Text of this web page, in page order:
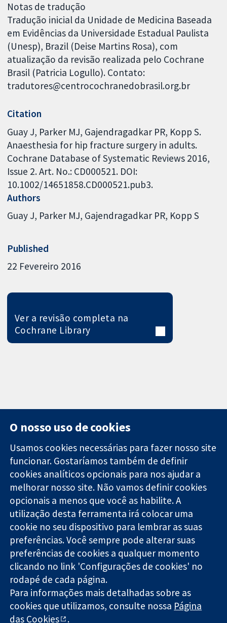
Notas de tradução
Tradução inicial da Unidade de Medicina Baseada
em Evidências da Universidade Estadual Paulista
(Unesp), Brazil (Deise Martins Rosa), com
atualização da revisão realizada pelo Cochrane
Brasil (Patricia Logullo). Contato:
tradutores@centrocochranedobrasil.org.br
Citation
Guay J, Parker MJ, Gajendragadkar PR, Kopp S.
Anaesthesia for hip fracture surgery in adults.
Cochrane Database of Systematic Reviews 2016,
Issue 2. Art. No.: CD000521. DOI:
10.1002/14651858.CD000521.pub3.
Authors
Guay J Parker MJ Gajendragadkar PR Kopp S
Published
22 Fevereiro 2016
Ver a revisão completa na
Cochrane Library
Evidências
confiáveis.
Decisões
informadas.
Melhor saúde.
11-13 Cavendish
Square
Londres
W1G 0AN
Reino Unido
Contato
Notícias
Assessoria de
imprensa
Sobre nós
Cochrane
Library
A Cochrane Collaboration é uma organização sem fins lucrativos
(caridade nº 1045921) e uma empresa limitada por garantia (nº
03044323) registrada na Inglaterra e no País de Gales.
O nosso uso de cookies
Usamos cookies necessárias para fazer nosso site
funcionar. Gostaríamos também de definir
cookies analíticos opcionais para nos ajudar a
melhorar nosso site. Não vamos definir cookies
opcionais a menos que você as habilite. A
utilização desta ferramenta irá colocar uma
cookie no seu dispositivo para lembrar as suas
preferências. Você sempre pode alterar suas
preferências de cookies a qualquer momento
clicando no link 'Configurações de cookies' no
rodapé de cada página.
Para informações mais detalhadas sobre as
cookies que utilizamos, consulte nossa Página
das Cookies
.